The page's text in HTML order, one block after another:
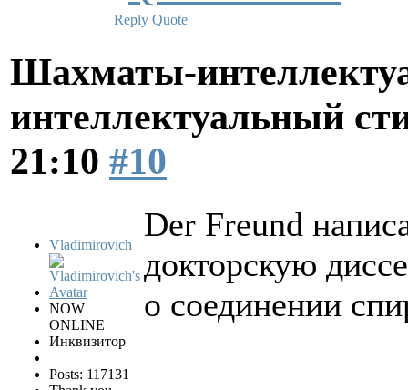
Reply Quote
Шахматы-
интеллектуальный
21:10 #10
Vladimirovich
NOW
ONLINE
Инквизитор
Posts: 117131
Der Freund
докторскую
о соединении